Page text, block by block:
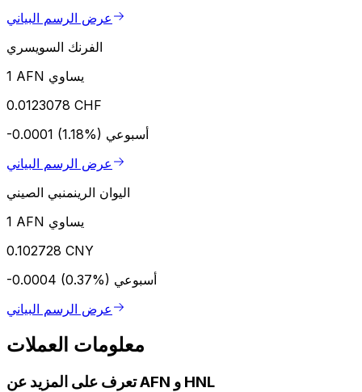
عرض الرسم البياني
الفرنك السويسري
1 AFN يساوي
0.0123078 CHF
-0.0001 (1.18%) أسبوعي
عرض الرسم البياني
اليوان الرينمنبي الصيني
1 AFN يساوي
0.102728 CNY
-0.0004 (0.37%) أسبوعي
عرض الرسم البياني
معلومات العملات
تعرف على المزيد عن AFN و HNL